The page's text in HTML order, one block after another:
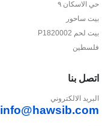
حي الاسكان ٩
بيت ساحور
بيت لحم P1820002
فلسطين
اتصل بنا
البريد الالكتروني
info@hawsib.com